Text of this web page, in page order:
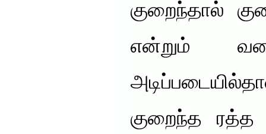
குறைந்தால்
என்றும்
குறைந்த